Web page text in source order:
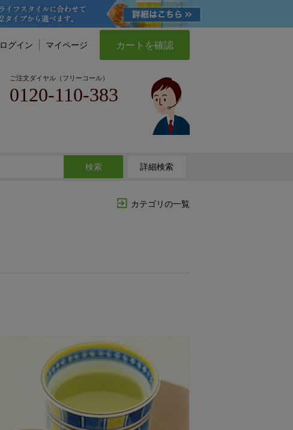
ログイン マイページ カートを確認
ご注文ダイヤル（フリーコール）
0120-110-383
検索 詳細検索
カテゴリの一覧